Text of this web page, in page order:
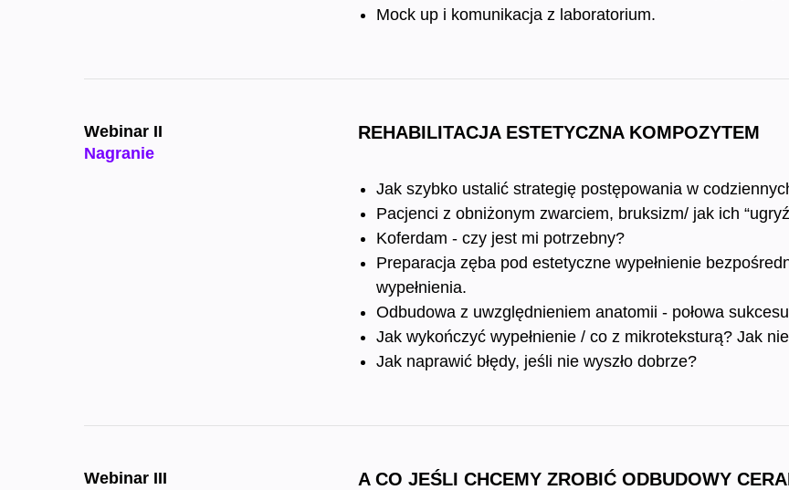
Mock up i komunikacja z laboratorium.
Webinar II
Nagranie
REHABILITACJA ESTETYCZNA KOMPOZYTEM
Jak szybko ustalić strategię postępowania w
Pacjenci z obniżonym zwarciem, bruksizm/ jak ich
Koferdam - czy jest mi potrzebny?
Preparacja zęba pod estetyczne wypełnienie
wypełnienia.
Odbudowa z uwzględnieniem anatomii - połowa
Jak wykończyć wypełnienie / co z mikroteksturą? Jak
Jak naprawić błędy, jeśli nie wyszło dobrze?
Webinar III
A CO JEŚLI CHCEMY ZROBIĆ ODBUDOWY